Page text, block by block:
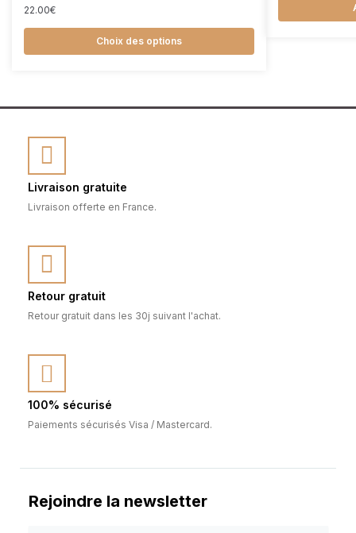
22.00€
Choix des options
Livraison gratuite
Livraison offerte en France.
Retour gratuit
Retour gratuit dans les 30j suivant l'achat.
100% sécurisé
Paiements sécurisés Visa / Mastercard.
Rejoindre la newsletter